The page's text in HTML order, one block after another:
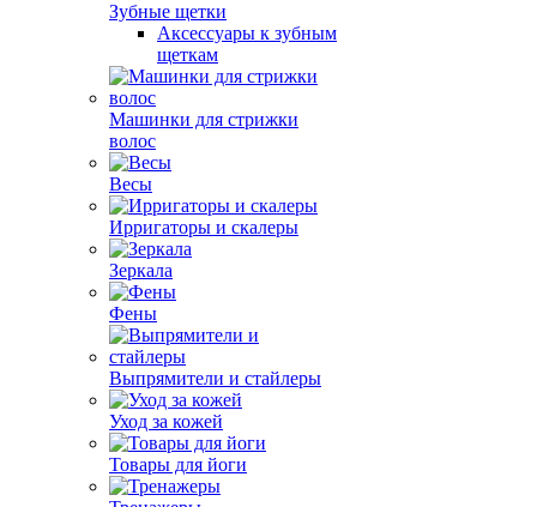
Зубные щетки
Аксессуары к зубным
щеткам
Машинки для стрижки
волос
Весы
Ирригаторы и скалеры
Зеркала
Фены
Выпрямители и стайлеры
Уход за кожей
Товары для йоги